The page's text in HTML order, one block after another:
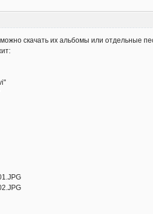
скачать их альбомы или отдельные